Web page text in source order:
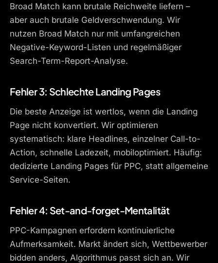
Broad Match kann brutale Reichweite liefern –
aber auch brutale Geldverschwendung. Wir
nutzen Broad Match nur mit umfangreichen
Negative-Keyword-Listen und regelmäßiger
Search-Term-Report-Analyse.
Fehler 3: Schlechte Landing Pages
Die beste Anzeige ist wertlos, wenn die Landing
Page nicht konvertiert. Wir optimieren
systematisch: klare Headlines, einzelner Call-to-
Action, schnelle Ladezeit, mobiloptimiert. Häufig:
dedizierte Landing Pages für PPC, statt allgemeine
Service-Seiten.
Fehler 4: Set-and-forget-Mentalität
PPC-Kampagnen erfordern kontinuierliche
Aufmerksamkeit. Markt ändert sich, Wettbewerber
bidden anders, Algorithmus passt sich an. Wir